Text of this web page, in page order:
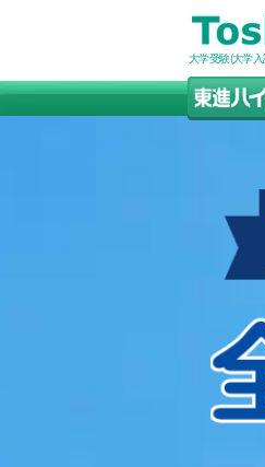
大学受験(大学